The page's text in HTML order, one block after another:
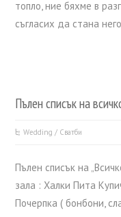
топло, ние бяхме в
съгласих да стана
Пълен списък на
Wedding / Сватби
Пълен списък на
зала : Халки Пита
Почерпка ( бонбони,